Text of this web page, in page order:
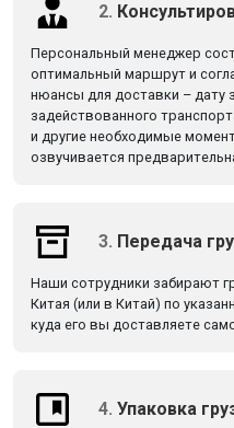
2.
Персональный менеджер
оптимальный маршрут и
нюансы для доставки – дату
задействованного
и другие необходимые
озвучивается
3. Передача
Наши сотрудники забирают
Китая (или в Китай) по
куда его вы доставляете
4. Упаковка